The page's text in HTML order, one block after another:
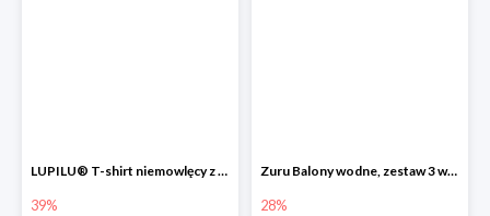
LUPILU® T-shirt niemowlęcy z biobawełny -39%
39%
Zuru Balony wodne, zestaw 3 wiązek -28%
28%